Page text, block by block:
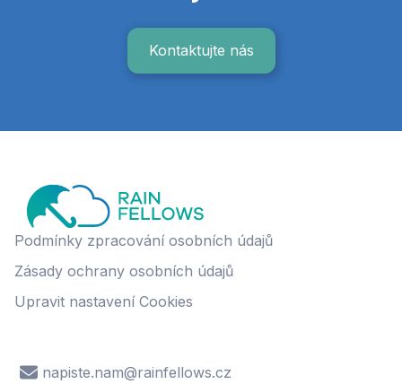
Kontaktujte nás
Podmínky zpracování osobních údajů
Zásady ochrany osobních údajů
Upravit nastavení Cookies
napiste.nam@rainfellows.cz